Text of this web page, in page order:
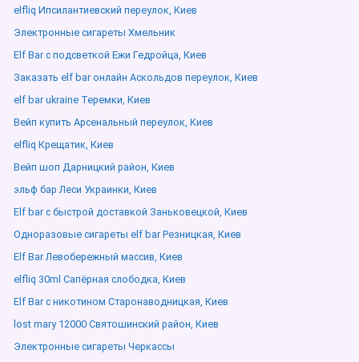
elfliq Ипсилантиевский переулок, Киев
Электронные сигареты Хмельник
Elf Bar с подсветкой Ежи Гедройца, Киев
Заказать elf bar онлайн Аскольдов переулок, Киев
elf bar ukraine Теремки, Киев
Вейп купить Арсенальный переулок, Киев
elfliq Крещатик, Киев
Вейп шоп Дарницкий район, Киев
эльф бар Леси Украинки, Киев
Elf bar с быстрой доставкой Заньковецкой, Киев
Одноразовые сигареты elf bar Резницкая, Киев
Elf Bar Левобережный массив, Киев
elfliq 30ml Сапёрная слободка, Киев
Elf Bar с никотином Старонаводницкая, Киев
lost mary 12000 Святошинский район, Киев
Электронные сигареты Черкассы